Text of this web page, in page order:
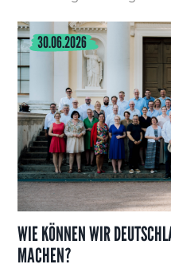
30.06.2026
WIE KÖNNEN WIR
MACHEN?